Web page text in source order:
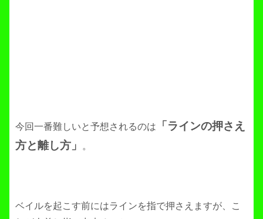
今回一番難しいと予想されるのは
「ラインの押さえ
方と離し方」
。
ベイルを起こす前にはラインを指で押さえますが、こ